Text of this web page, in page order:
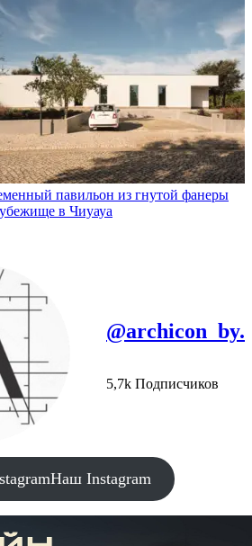
павильон из гнутой фанеры
убежище в Чиуауа
@archicon_by.
5,7k Подписчиков
Наш Instagram